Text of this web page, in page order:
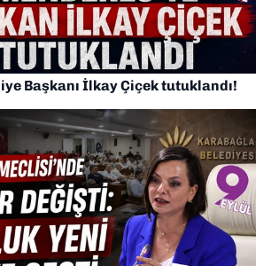
Başkanı İlkay Çiçek tutuklandı!